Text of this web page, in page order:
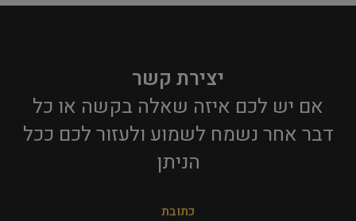
יצירת קשר
אם יש לכם איזה שאלה בקשה או כל
דבר אחר נשמח לשמוע ולעזור לכם ככל
הניתן​
כתובת